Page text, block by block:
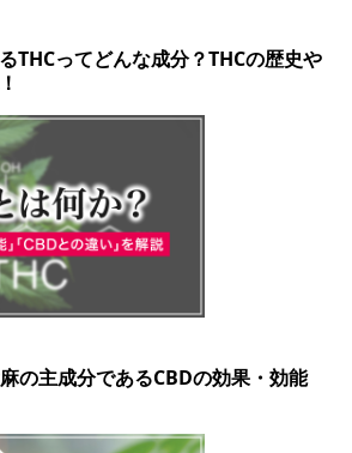
THCってどんな成分？THCの歴史や
の主成分であるCBDの効果・効能